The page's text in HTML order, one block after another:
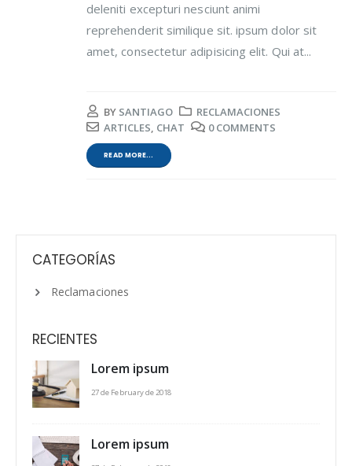
deleniti excepturi nesciunt animi
reprehenderit similique sit. ipsum dolor sit
amet, consectetur adipisicing elit. Qui at...
BY SANTIAGO
RECLAMACIONES
ARTICLES, CHAT 0 COMMENTS
READ MORE...
CATEGORÍAS
Reclamaciones
RECIENTES
Lorem ipsum
27 de February de 2018
Lorem ipsum